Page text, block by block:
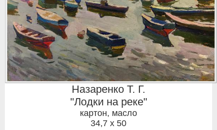
Назаренко Т. Г.
"Лодки на реке"
картон, масло
34,7 x 50